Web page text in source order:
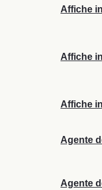
Affiche
Affiche
Affiche
Agente
Agente